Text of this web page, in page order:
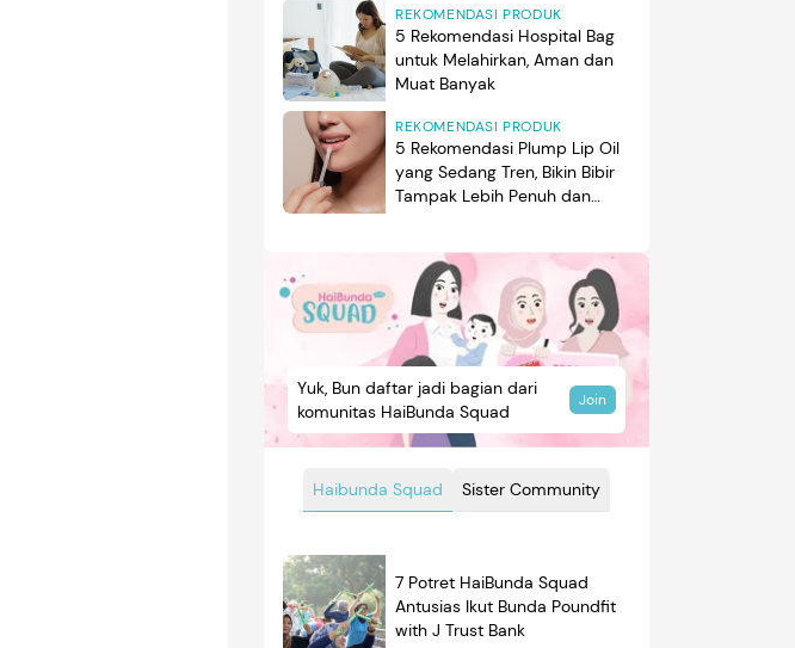
REKOMENDASI PRODUK
5 Rekomendasi Hospital Bag
untuk Melahirkan, Aman dan
Muat Banyak
REKOMENDASI PRODUK
5 Rekomendasi Plump Lip Oil
yang Sedang Tren, Bikin Bibir
Tampak Lebih Penuh dan
Haibunda Squad Sister Community
Yuk, Bun daftar jadi bagian dari
komunitas HaiBunda Squad
Join
7 Potret HaiBunda Squad
Antusias Ikut Bunda Poundfit
with J Trust Bank